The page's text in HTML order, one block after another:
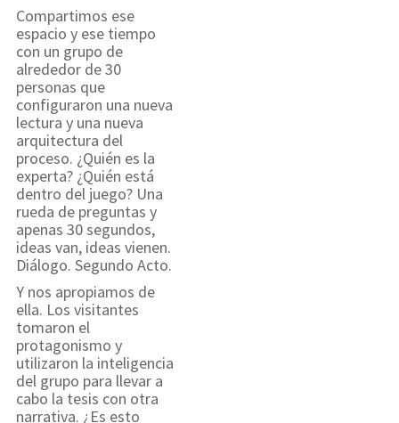
Compartimos ese
espacio y ese tiempo
con un grupo de
alrededor de 30
personas que
configuraron una nueva
lectura y una nueva
arquitectura del
proceso. ¿Quién es la
experta? ¿Quién está
dentro del juego? Una
rueda de preguntas y
apenas 30 segundos,
ideas van, ideas vienen.
Diálogo. Segundo Acto.
Y nos apropiamos de
ella. Los visitantes
tomaron el
protagonismo y
utilizaron la inteligencia
del grupo para llevar a
cabo la tesis con otra
narrativa. ¿Es esto